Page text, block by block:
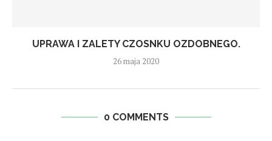
UPRAWA I ZALETY CZOSNKU OZDOBNEGO.
26 maja 2020
0 COMMENTS